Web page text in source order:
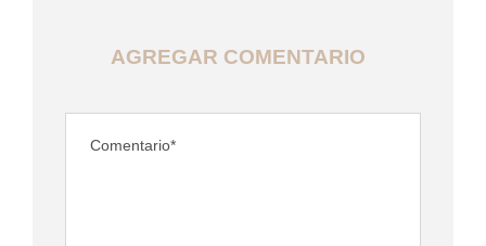
AGREGAR COMENTARIO